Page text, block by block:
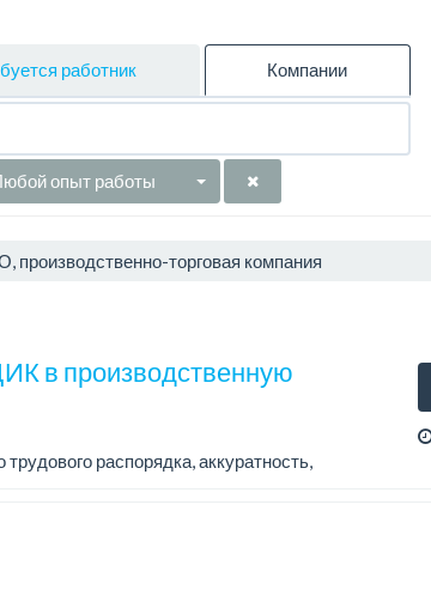
работник Компании
опыт работы
производственно-торговая компания
в производственную
распорядка, аккуратность,